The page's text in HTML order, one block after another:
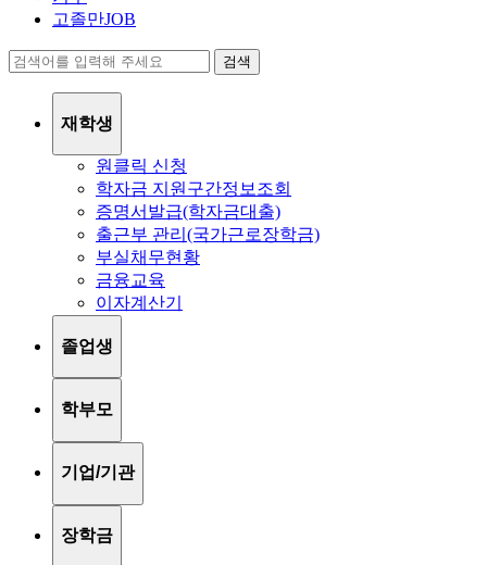
고졸만JOB
검색
재학생
원클릭 신청
학자금 지원구간정보조회
증명서발급(학자금대출)
출근부 관리(국가근로장학금)
부실채무현황
금융교육
이자계산기
졸업생
학부모
기업/기관
장학금